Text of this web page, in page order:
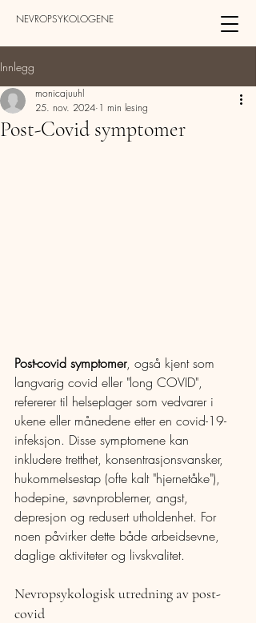
NEVROPSYKOLOGENE
Innlegg
Post-Covid symptomer
monicajuuhl
25. nov. 2024 1 min lesing
Post-covid symptomer, også kjent som
langvarig covid eller "long COVID",
refererer til helseplager som vedvarer i
ukene eller månedene etter en covid-19-
infeksjon. Disse symptomene kan
inkludere tretthet, konsentrasjonsvansker,
hukommelsestap (ofte kalt "hjernetåke"),
hodepine, søvnproblemer, angst,
depresjon og redusert utholdenhet. For
noen påvirker dette både arbeidsevne,
daglige aktiviteter og livskvalitet.
Nevropsykologisk utredning av post-
covid